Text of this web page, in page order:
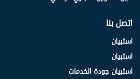
اتصل بنا
استبيان
استبيان
استبيان جودة الخدمات